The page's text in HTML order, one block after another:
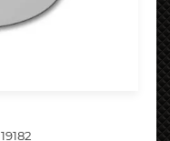
19182